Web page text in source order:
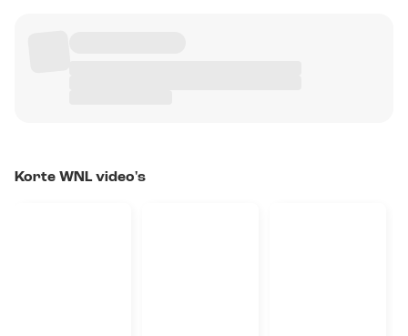
Korte WNL video's